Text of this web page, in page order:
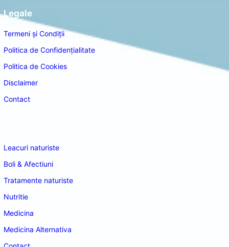
Legale
Termeni și Condiții
Politica de Confidențialitate
Politica de Cookies
Disclaimer
Contact
Leacuri naturiste
Boli & Afectiuni
Tratamente naturiste
Nutritie
Medicina
Medicina Alternativa